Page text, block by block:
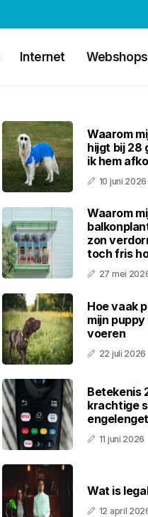
Internet Webshops
Waarom
hijgt bij 28
ik hem
10 juni 2026
Waarom
zon
toch fris
27 mei
Hoe vaak
mijn
voeren
22 juli 2026
Betekenis
krachtige
11 juni 2026
Wat is
12 april